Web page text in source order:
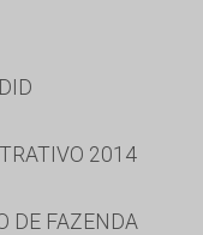
2014
DE FAZENDA